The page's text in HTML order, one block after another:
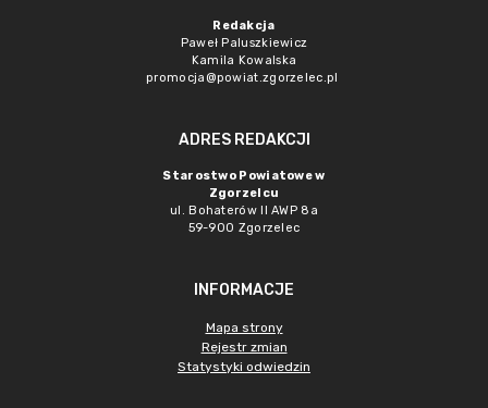
Redakcja
Paweł Paluszkiewicz
Kamila Kowalska
promocja@powiat.zgorzelec.pl
ADRES REDAKCJI
Starostwo Powiatowe w
Zgorzelcu
ul. Bohaterów II AWP 8a
59-900 Zgorzelec
INFORMACJE
Mapa strony
Rejestr zmian
Statystyki odwiedzin